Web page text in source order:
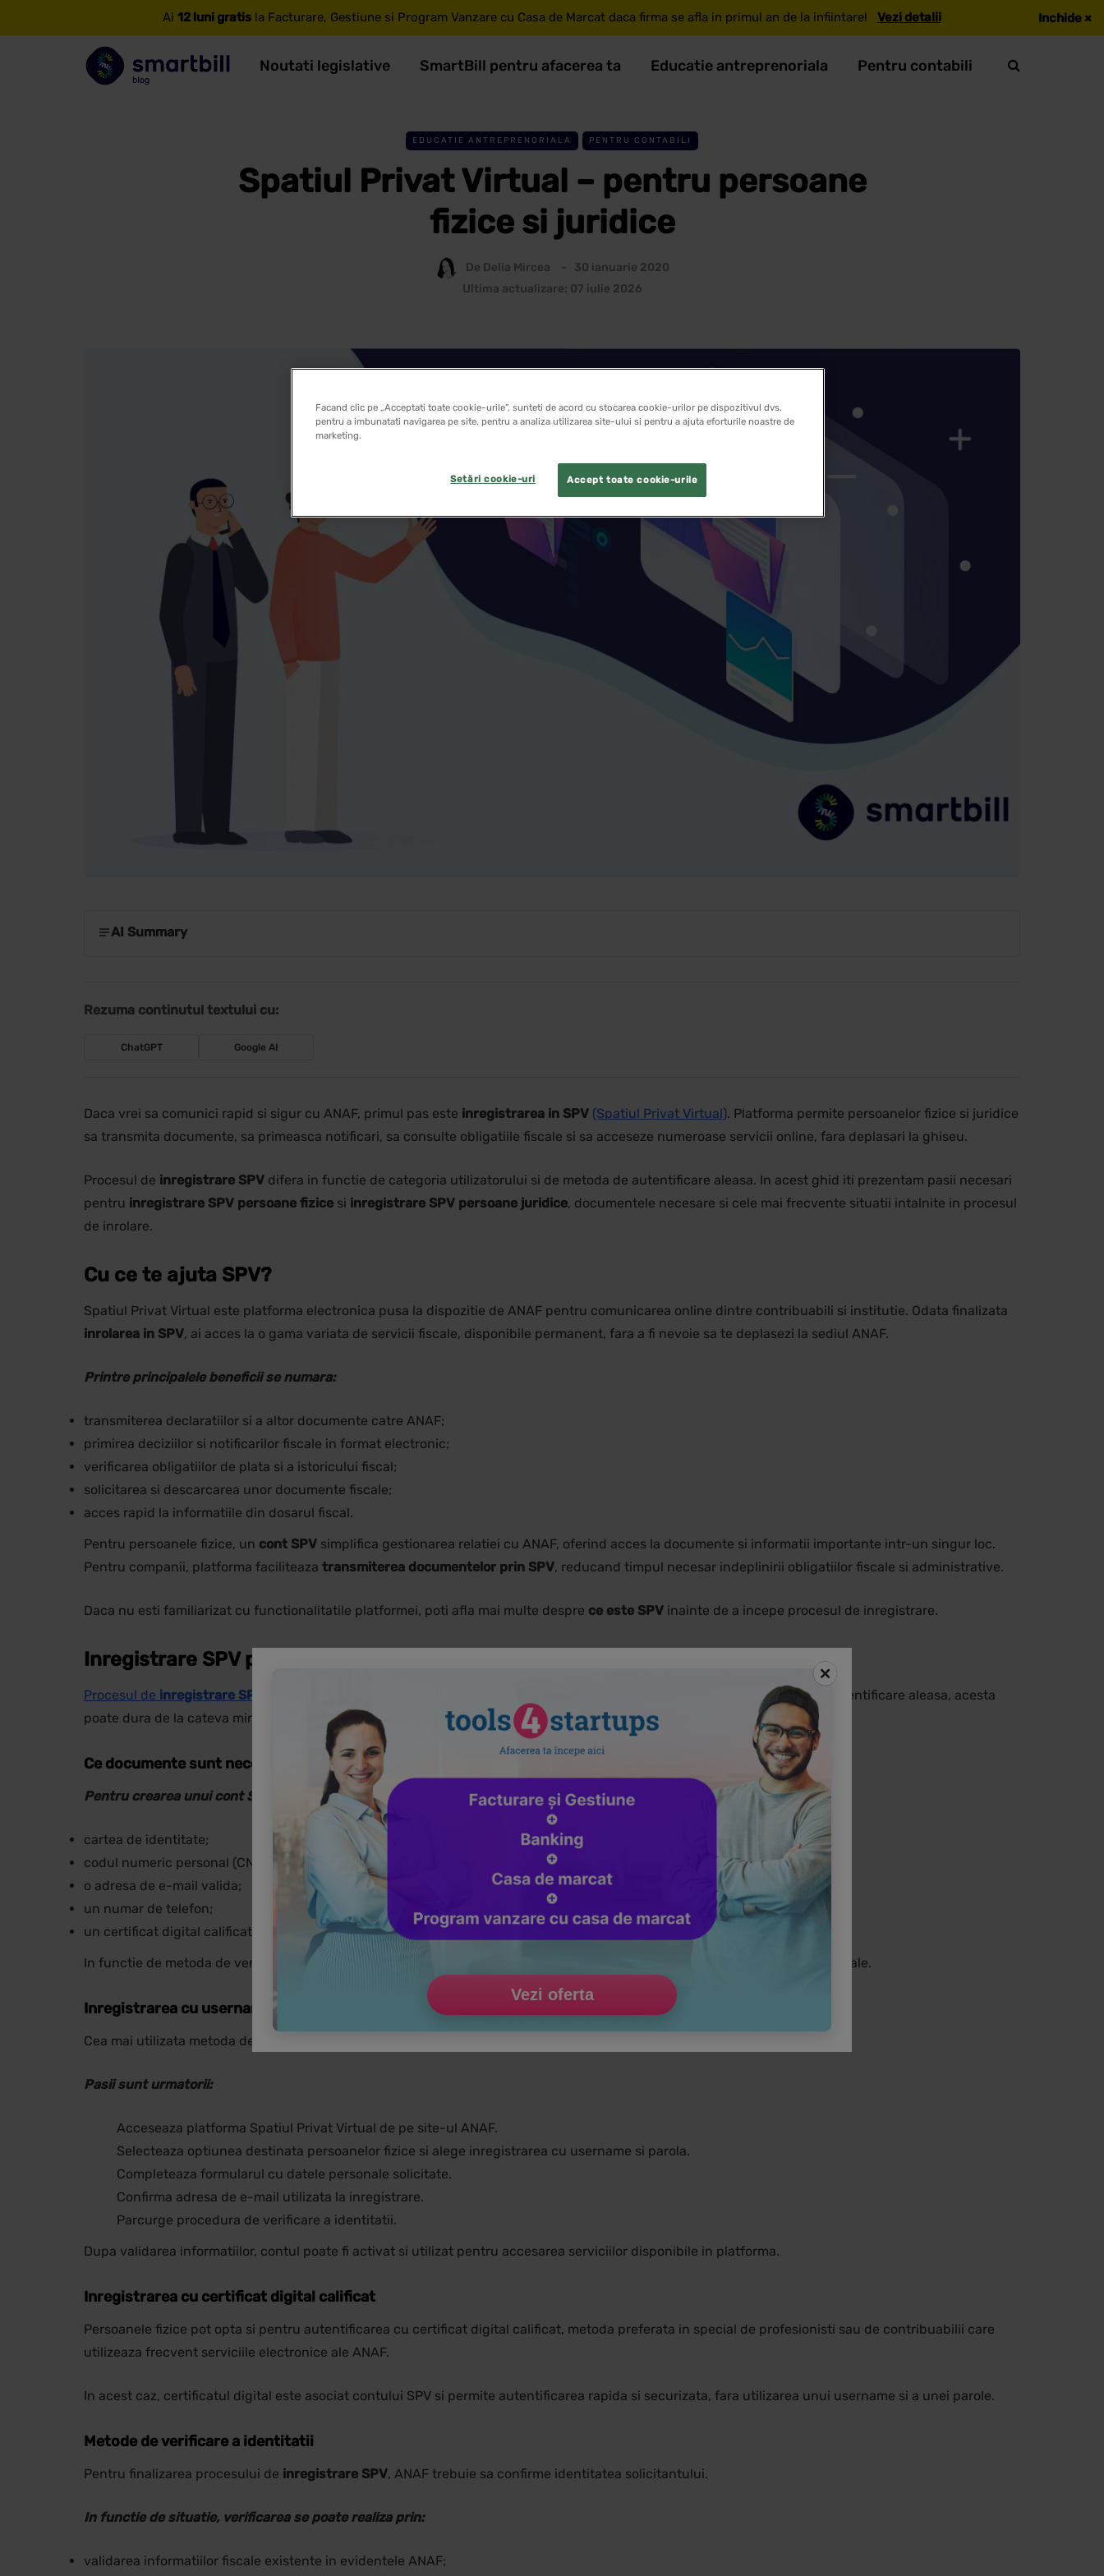
Ai 12 luni gratis la Facturare, Gestiune si Program Vanzare cu Casa de Marcat daca firma se afla in primul an de la infiintare! Vezi detalii Inchide ×
Noutati legislative SmartBill pentru afacerea ta Educatie antreprenoriala Pentru contabili
EDUCATIE ANTREPRENORIALA PENTRU CONTABILI
Spatiul Privat Virtual – pentru persoane
fizice si juridice
De Delia Mircea
30 ianuarie 2020
Ultima actualizare: 07 iulie 2026
AI Summary
Rezuma continutul textului cu:
ChatGPT Google AI
Daca vrei sa comunici rapid si sigur cu ANAF, primul pas este inregistrarea in SPV (Spatiul Privat Virtual). Platforma permite persoanelor fizice si juridice
sa transmita documente, sa primeasca notificari, sa consulte obligatiile fiscale si sa acceseze numeroase servicii online, fara deplasari la ghiseu.
Procesul de inregistrare SPV difera in functie de categoria utilizatorului si de metoda de autentificare aleasa. In acest ghid iti prezentam pasii necesari
pentru inregistrare SPV persoane fizice si inregistrare SPV persoane juridice, documentele necesare si cele mai frecvente situatii intalnite in procesul
de inrolare.
Cu ce te ajuta SPV?
Spatiul Privat Virtual este platforma electronica pusa la dispozitie de ANAF pentru comunicarea online dintre contribuabili si institutie. Odata finalizata
inrolarea in SPV, ai acces la o gama variata de servicii fiscale, disponibile permanent, fara a fi nevoie sa te deplasezi la sediul ANAF.
Printre principalele beneficii se numara:
transmiterea declaratiilor si a altor documente catre ANAF;
primirea deciziilor si notificarilor fiscale in format electronic;
verificarea obligatiilor de plata si a istoricului fiscal;
solicitarea si descarcarea unor documente fiscale;
acces rapid la informatiile din dosarul fiscal.
Pentru persoanele fizice, un cont SPV simplifica gestionarea relatiei cu ANAF, oferind acces la documente si informatii importante intr-un singur loc.
Pentru companii, platforma faciliteaza transmiterea documentelor prin SPV, reducand timpul necesar indeplinirii obligatiilor fiscale si administrative.
Daca nu esti familiarizat cu functionalitatile platformei, poti afla mai multe despre ce este SPV inainte de a incepe procesul de inregistrare.
Inregistrare SPV pentru persoane fizice – ghid pas cu pas
Procesul de inregistrare SPV pentru persoane fizice
este relativ simplu si poate fi realizat online. In functie de metoda de identificare aleasa, acesta
poate dura de la cateva minute pana la cateva zile lucratoare.
Ce documente sunt necesare
Pentru crearea unui cont SPV pentru persoane fizice, este recomandat sa ai la indemana:
cartea de identitate;
codul numeric personal (CNP);
o adresa de e-mail valida;
un numar de telefon;
un certificat digital calificat, daca alegi aceasta metoda de autentificare.
In functie de metoda de verificare a identitatii, ANAF poate solicita informatii suplimentare sau confirmarea unor date personale.
Inregistrarea cu username si parola
Cea mai utilizata metoda de
Pasii sunt urmatorii:
Acceseaza platforma Spatiul Privat Virtual de pe site-ul ANAF.
Selecteaza optiunea destinata persoanelor fizice si alege inregistrarea cu username si parola.
Completeaza formularul cu datele personale solicitate.
Confirma adresa de e-mail utilizata la inregistrare.
Parcurge procedura de verificare a identitatii.
Dupa validarea informatiilor, contul poate fi activat si utilizat pentru accesarea serviciilor disponibile in platforma.
Inregistrarea cu certificat digital calificat
Persoanele fizice pot opta si pentru autentificarea cu certificat digital calificat, metoda preferata in special de profesionisti sau de contribuabilii care
utilizeaza frecvent serviciile electronice ale ANAF.
In acest caz, certificatul digital este asociat contului SPV si permite autentificarea rapida si securizata, fara utilizarea unui username si a unei parole.
Metode de verificare a identitatii
Pentru finalizarea procesului de inregistrare SPV, ANAF trebuie sa confirme identitatea solicitantului.
In functie de situatie, verificarea se poate realiza prin:
validarea informatiilor fiscale existente in evidentele ANAF;
Vezi oferta
Facand clic pe „Acceptati toate cookie-urile”, sunteti de acord cu stocarea cookie-urilor pe dispozitivul dvs.
pentru a imbunatati navigarea pe site, pentru a analiza utilizarea site-ului si pentru a ajuta eforturile noastre de
marketing.
Accept toate cookie-urile
Setări cookie-uri